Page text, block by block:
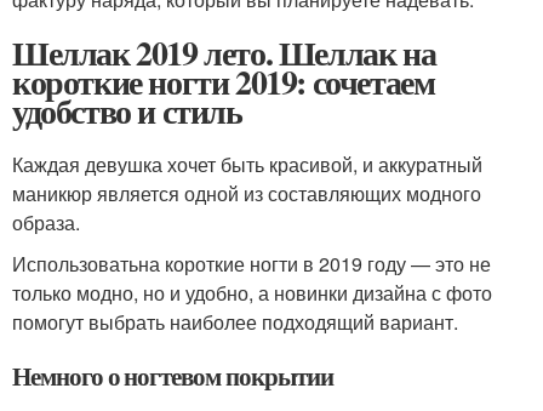
Шеллак 2019 лето. Шеллак на
короткие ногти 2019: сочетаем
удобство и стиль
Каждая девушка хочет быть красивой, и аккуратный
маникюр является одной из составляющих модного
образа.
Использоватьна короткие ногти в 2019 году — это не
только модно, но и удобно, а новинки дизайна с фото
помогут выбрать наиболее подходящий вариант.
Немного о ногтевом покрытии